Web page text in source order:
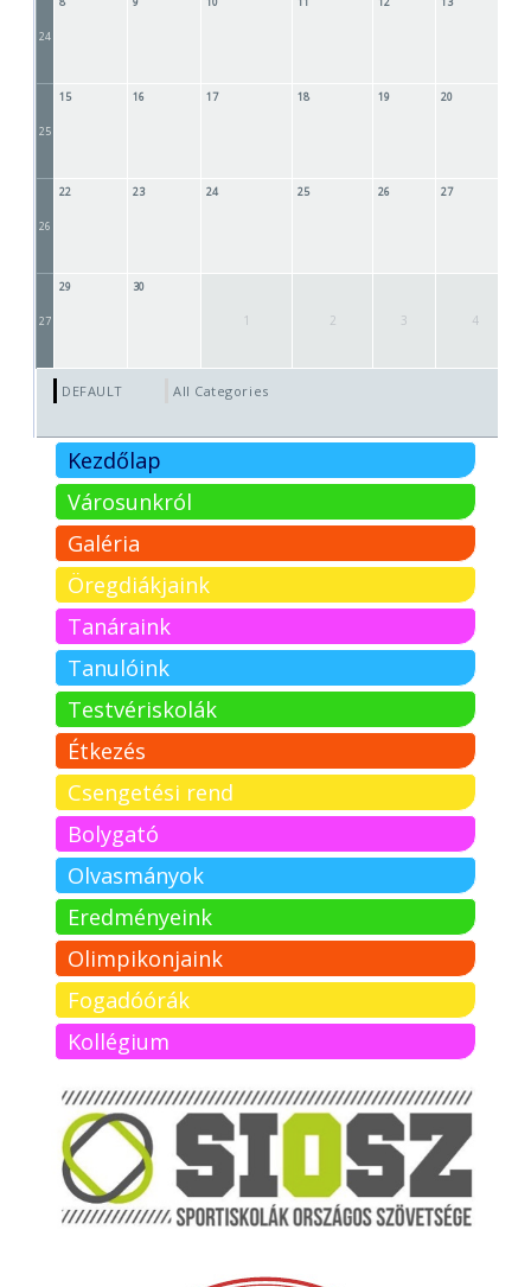
24
25
15 16 17 18 19 20
26
22 23 24 25 26 27
27
29 30
1 2 3 4
DEFAULT All Categories ...
Kezdőlap
Városunkról
Galéria
Öregdiákjaink
Tanáraink
Tanulóink
Testvériskolák
Étkezés
Csengetési rend
Bolygató
Olvasmányok
Eredményeink
Olimpikonjaink
Fogadóórák
Kollégium